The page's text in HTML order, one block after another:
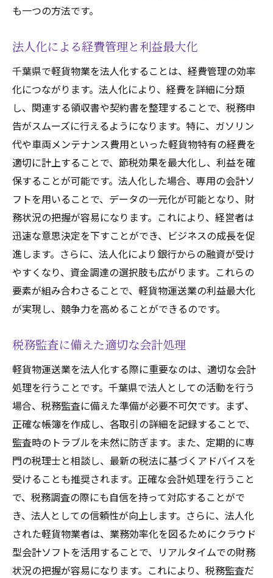
も一つの方法です。
法人化による経費管理と利益最大化
千葉県で軽貨物業を法人化することは、経費管理の効率
化につながります。法人化により、経費を詳細に分類
し、関連する領収書や契約書を整理することで、税務申
告がスムーズに行えるようになります。特に、ガソリン
代や車両メンテナンス費用といった軽貨物特有の経費を
適切に計上することで、節税効果を最大化し、利益を確
保することが可能です。法人化した場合、専用の会計ソ
フトを用いることで、データの一元化が可能となり、財
務状況の把握が容易になります。これにより、経営者は
迅速な意思決定を下すことができ、ビジネスの成長を促
進します。さらに、法人化により銀行からの融資が受け
やすくなり、資金調達の選択肢も広がります。これらの
要素が組み合わさることで、軽貨物運送業の利益最大化
が実現し、競争力を高めることができるのです。
税務監査に備えた適切な会計処理
軽貨物運送業を法人化する際に重要なのは、適切な会計
処理を行うことです。千葉県で法人としての活動を行う
場合、税務監査に備えた準備が必要不可欠です。まず、
正確な帳簿を作成し、各取引の詳細を記録することで、
監査時のトラブルを未然に防ぎます。また、定期的に専
門の税理士と相談し、最新の税法に基づくアドバイスを
受けることも推奨されます。正確な会計処理を行うこと
で、税務調査の際にも自信を持って対応することがで
き、法人としての信頼性が向上します。さらに、法人化
された軽貨物業者は、業務効率化を図るためにクラウド
型会計ソフトを活用することで、リアルタイムでの財務
状況の把握が容易になります。これにより、税務監査だ